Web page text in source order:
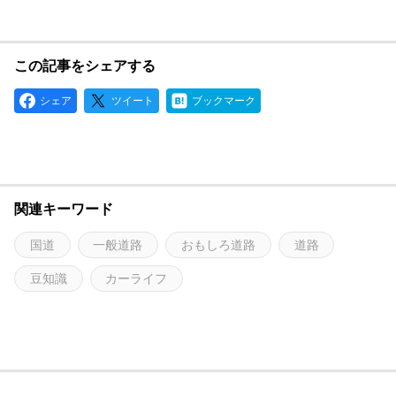
この記事をシェアする
シェア ツイート ブックマーク
関連キーワード
国道 一般道路 おもしろ道路 道路
豆知識 カーライフ